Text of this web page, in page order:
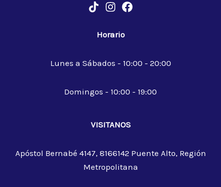
Horario
Lunes a Sábados - 10:00 - 20:00
Domingos - 10:00 - 19:00
VISITANOS
Apóstol Bernabé 4147, 8166142 Puente Alto, Región
Metropolitana